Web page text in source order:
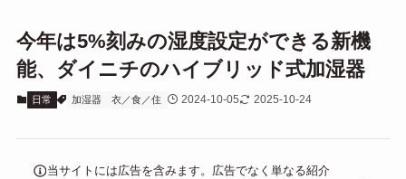
今年は5%刻みの湿度設定ができる新機
能、ダイニチのハイブリッド式加湿器
日常 加湿器 衣／食／住 2024-10-05 2025-10-24
当サイトには広告を含みます。広告でなく単なる紹介